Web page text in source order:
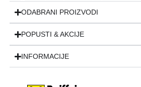
ODABRANI PROIZVODI
POPUSTI & AKCIJE
INFORMACIJE